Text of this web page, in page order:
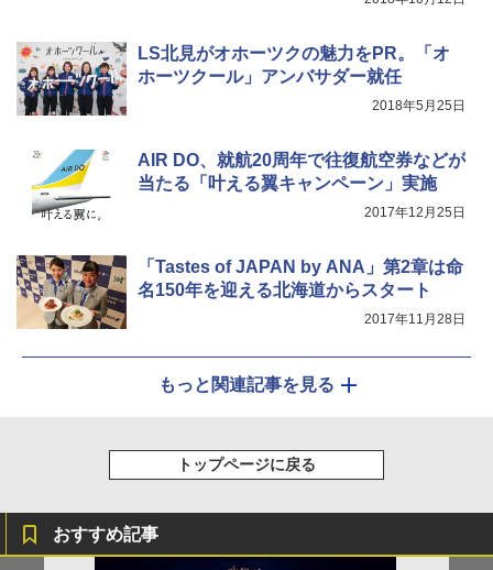
LS北見がオホーツクの魅力をPR。「オ
ホーツクール」アンバサダー就任
2018年5月25日
AIR DO、就航20周年で往復航空券などが
当たる「叶える翼キャンペーン」実施
2017年12月25日
「Tastes of JAPAN by ANA」第2章は命
名150年を迎える北海道からスタート
2017年11月28日
もっと関連記事を見る
トップページに戻る
おすすめ記事